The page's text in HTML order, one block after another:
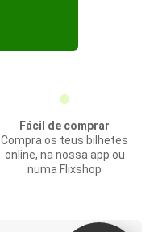
Fácil de comprar
Compra os teus bilhetes
online, na nossa app ou
numa Flixshop